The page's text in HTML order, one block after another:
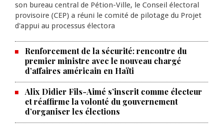
son bureau central de Pétion-Ville, le Conseil électoral
provisoire (CEP) a réuni le comité de pilotage du Projet
d'appui au processus électora
Renforcement de la sécurité: rencontre du
premier ministre avec le nouveau chargé
d’affaires américain en Haïti
Alix Didier Fils-Aimé s’inscrit comme électeur
et réaffirme la volonté du gouvernement
d’organiser les élections